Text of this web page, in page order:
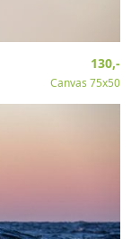
130,-
Canvas 75x50